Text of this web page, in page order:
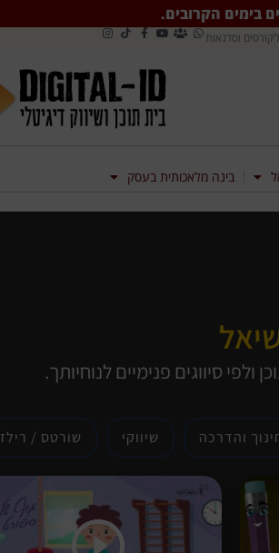
בימים הקרובים.
קורסים וסדנאות
בינה מלאכותית בעסק
סיווגים פנימיים לנוחיותך.
והדרכה שיווקי שורטס / רילז